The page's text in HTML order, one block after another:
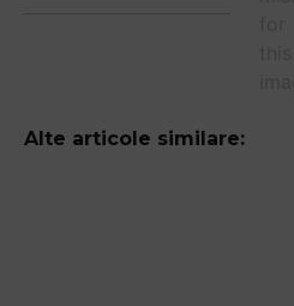
Alte articole similare: